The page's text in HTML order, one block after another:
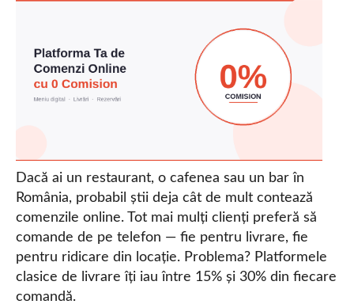
Dacă ai un restaurant, o cafenea sau un bar în
România, probabil știi deja cât de mult contează
comenzile online. Tot mai mulți clienți preferă să
comande de pe telefon — fie pentru livrare, fie
pentru ridicare din locație. Problema? Platformele
clasice de livrare îți iau între 15% și 30% din fiecare
comandă.